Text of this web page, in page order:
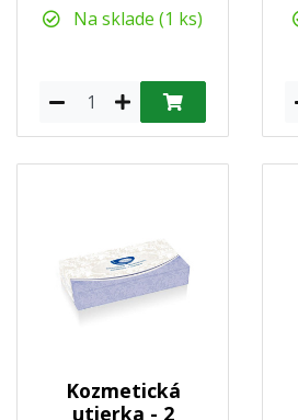
Na sklade (1 ks)
Kozmetická
utierka - 2